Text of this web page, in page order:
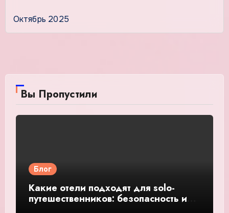
Октябрь 2025
Вы Пропустили
Блог
Какие отели подходят для solo-
путешественников: безопасность и